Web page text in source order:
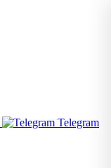
Telegram